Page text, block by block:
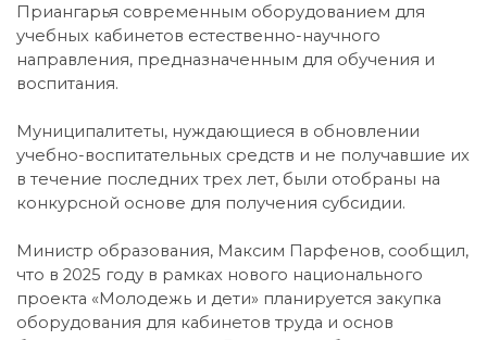
Приангарья современным оборудованием для
учебных кабинетов естественно-научного
направления, предназначенным для обучения и
воспитания.
Муниципалитеты, нуждающиеся в обновлении
учебно-воспитательных средств и не получавшие их
в течение последних трех лет, были отобраны на
конкурсной основе для получения субсидии.
Министр образования, Максим Парфенов, сообщил,
что в 2025 году в рамках нового национального
проекта «Молодежь и дети» планируется закупка
оборудования для кабинетов труда и основ